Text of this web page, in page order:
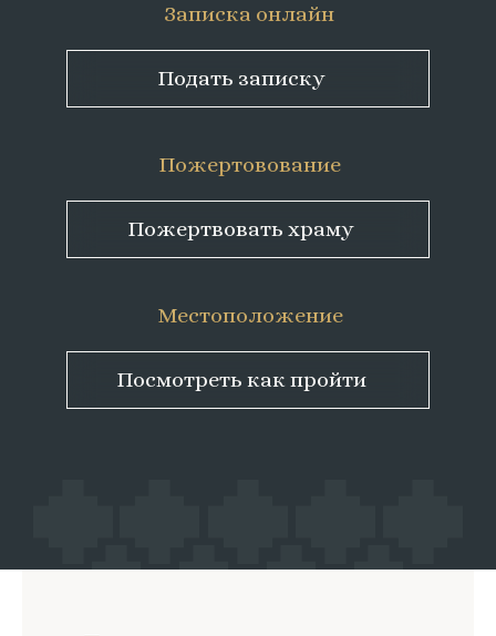
Посмотреть как пройти
Пожертвовать храму
Подать записку
Местоположение
Пожертовование
Записка онлайн